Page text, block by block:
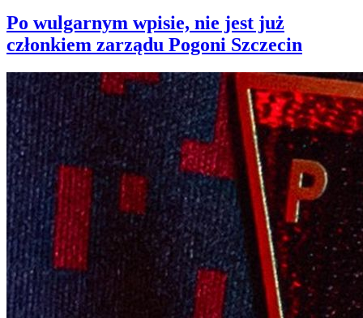
Po wulgarnym wpisie, nie jest już
członkiem zarządu Pogoni Szczecin